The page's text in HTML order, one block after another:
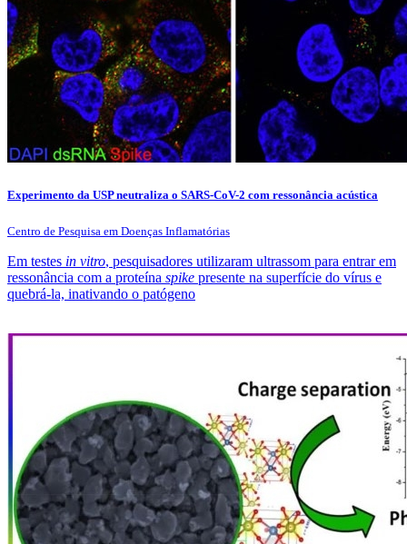
Experimento da USP neutraliza o SARS-CoV-2 com ressonância acústica
Centro de Pesquisa em Doenças Inflamatórias
Em testes in vitro, pesquisadores utilizaram ultrassom para entrar em
ressonância com a proteína spike presente na superfície do vírus e
quebrá-la, inativando o patógeno